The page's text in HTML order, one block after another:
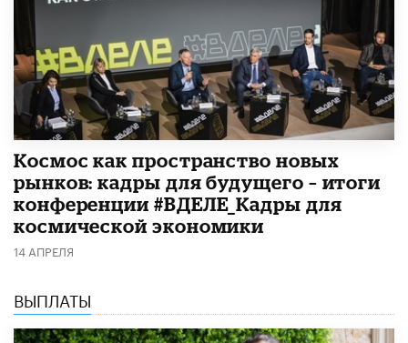
Космос как пространство новых
рынков: кадры для будущего – итоги
конференции #ВДЕЛЕ_Кадры для
космической экономики
14 АПРЕЛЯ
ВЫПЛАТЫ